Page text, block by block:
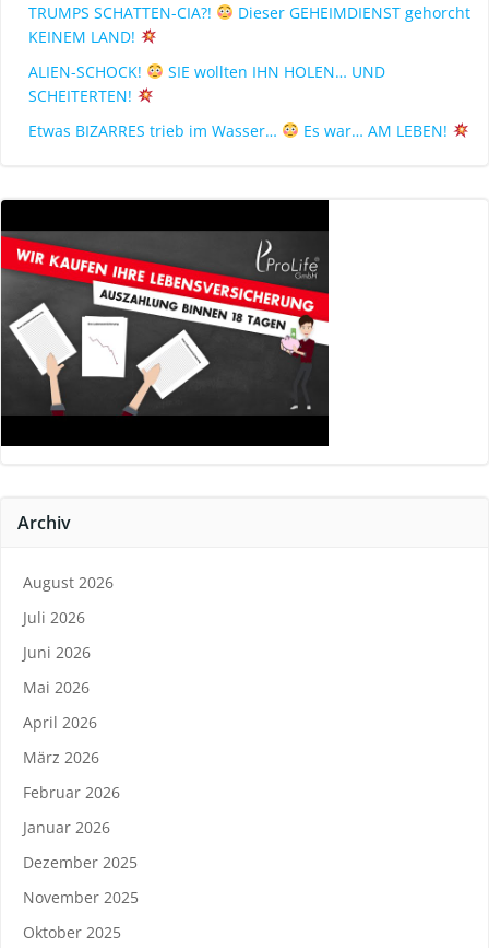
TRUMPS SCHATTEN-CIA?!
Dieser GEHEIMDIENST gehorcht
KEINEM LAND!
ALIEN-SCHOCK!
SIE wollten IHN HOLEN… UND
SCHEITERTEN!
Etwas BIZARRES trieb im Wasser…
Es war… AM LEBEN!
Archiv
August 2026
Juli 2026
Juni 2026
Mai 2026
April 2026
März 2026
Februar 2026
Januar 2026
Dezember 2025
November 2025
Oktober 2025